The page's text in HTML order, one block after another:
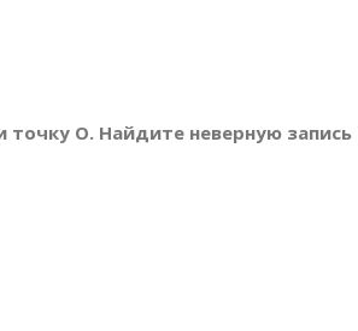
точку О. Найдите неверную запись